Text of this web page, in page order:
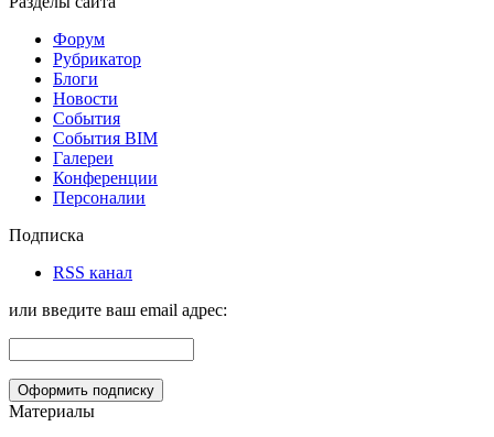
Форум
Рубрикатор
Блоги
Новости
События
События BIM
Галереи
Конференции
Персоналии
Подписка
RSS канал
или введите ваш email адрес:
Материалы